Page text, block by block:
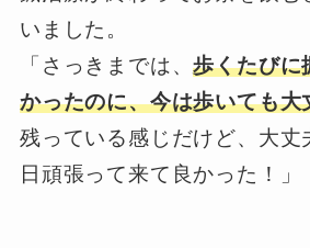
いました。
「さっきまでは、歩くたびに
かったのに、今は歩いても大
残っている感じだけど、大丈
日頑張って来て良かった！」